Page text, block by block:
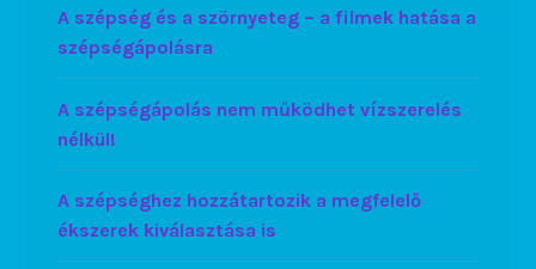
A szépség és a szörnyeteg – a filmek hatása a
szépségápolásra
A szépségápolás nem működhet vízszerelés
nélkül!
A szépséghez hozzátartozik a megfelelő
ékszerek kiválasztása is